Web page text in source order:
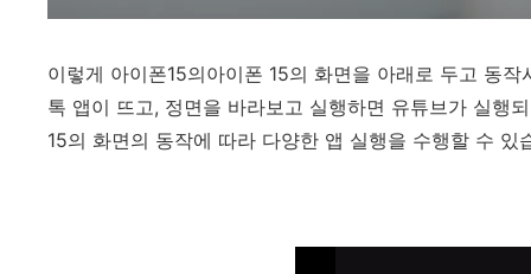
이렇게 아이폰15의아이폰 15의 화면을 아래로 두고 동
톡 앱이 뜨고, 정면을 바라보고 실행하면 유튜브가 실행
15의 화면의 동작에 따라 다양한 앱 실행을 수행할 수 있